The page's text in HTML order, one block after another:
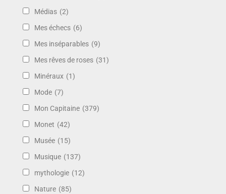
Médias (2)
Mes échecs (6)
Mes inséparables (9)
Mes rêves de roses (31)
Minéraux (1)
Mode (7)
Mon Capitaine (379)
Monet (42)
Musée (15)
Musique (137)
mythologie (12)
Nature (85)